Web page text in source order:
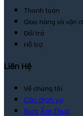
Thanh toán
Giao hàng và vận
Đổi trả
Hỗ trợ
Liên Hệ
Về chúng tôi
Các dịch vụ
Blog Ẩm Thực